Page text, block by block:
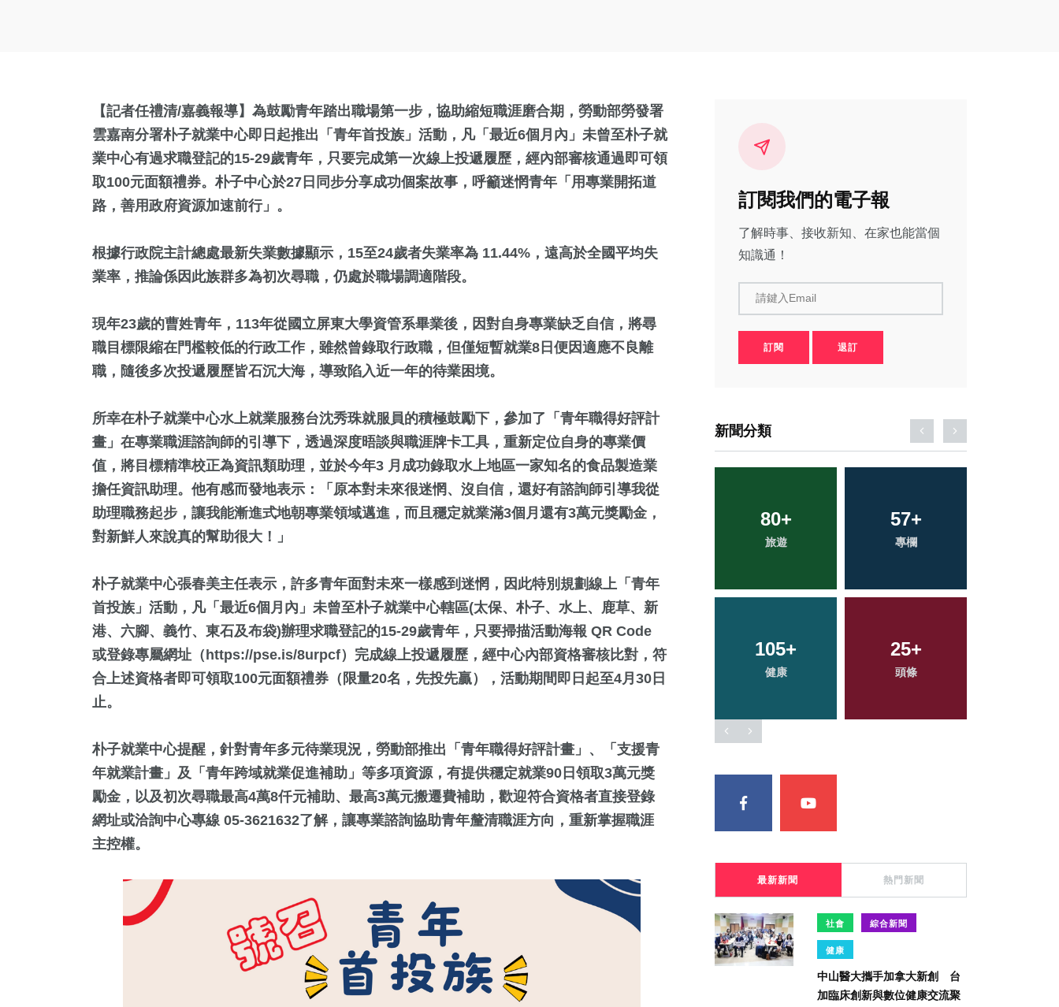
【記者任禮清/嘉義報導】為鼓勵青年踏出職場第一步，協助縮短職涯磨合期，勞動部勞發署
雲嘉南分署朴子就業中心即日起推出「青年首投族」活動，凡「最近6個月內」未曾至朴子就
業中心有過求職登記的15-29歲青年，只要完成第一次線上投遞履歷，經內部審核通過即可領
取100元面額禮券。朴子中心於27日同步分享成功個案故事，呼籲迷惘青年「用專業開拓道
路，善用政府資源加速前行」。
根據行政院主計總處最新失業數據顯示，15至24歲者失業率為 11.44%，遠高於全國平均失
業率，推論係因此族群多為初次尋職，仍處於職場調適階段。
現年23歲的曹姓青年，113年從國立屏東大學資管系畢業後，因對自身專業缺乏自信，將尋
職目標限縮在門檻較低的行政工作，雖然曾錄取行政職，但僅短暫就業8日便因適應不良離
職，隨後多次投遞履歷皆石沉大海，導致陷入近一年的待業困境。
所幸在朴子就業中心水上就業服務台沈秀珠就服員的積極鼓勵下，參加了「青年職得好評計
畫」在專業職涯諮詢師的引導下，透過深度晤談與職涯牌卡工具，重新定位自身的專業價
值，將目標精準校正為資訊類助理，並於今年3 月成功錄取水上地區一家知名的食品製造業
擔任資訊助理。他有感而發地表示：「原本對未來很迷惘、沒自信，還好有諮詢師引導我從
助理職務起步，讓我能漸進式地朝專業領域邁進，而且穩定就業滿3個月還有3萬元獎勵金，
對新鮮人來說真的幫助很大！」
朴子就業中心張春美主任表示，許多青年面對未來一樣感到迷惘，因此特別規劃線上「青年
首投族」活動，凡「最近6個月內」未曾至朴子就業中心轄區(太保、朴子、水上、鹿草、新
港、六腳、義竹、東石及布袋)辦理求職登記的15-29歲青年，只要掃描活動海報 QR Code
或登錄專屬網址（https://pse.is/8urpcf）完成線上投遞履歷，經中心內部資格審核比對，符
合上述資格者即可領取100元面額禮券（限量20名，先投先贏），活動期間即日起至4月30日
止。
朴子就業中心提醒，針對青年多元待業現況，勞動部推出「青年職得好評計畫」、「支援青
年就業計畫」及「青年跨域就業促進補助」等多項資源，有提供穩定就業90日領取3萬元獎
勵金，以及初次尋職最高4萬8仟元補助、最高3萬元搬遷費補助，歡迎符合資格者直接登錄
網址或洽詢中心專線 05-3621632了解，讓專業諮詢協助青年釐清職涯方向，重新掌握職涯
主控權。
訂閱我們的電子報
了解時事、接收新知、在家也能當個
知識通！
請鍵入Email
訂閱 退訂
新聞分類
36+
農業
114+
文教
354+
綜合新聞
197+
33+
宗教
80+ 57
105+
健康
25+
頭條
17+
科技新知
36+
農業
1+
大陸
114+
文教
最新新聞 熱門新聞
社會 綜合新聞
健康
中山醫大攜手加拿大新創 台
加臨床創新與數位健康交流聚